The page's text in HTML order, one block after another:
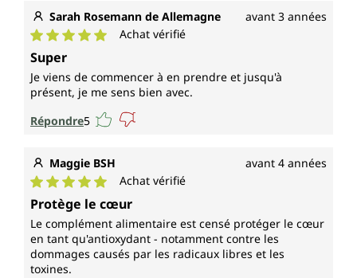
Sarah Rosemann de Allemagne avant 3 années
Note moyenne de 5 sur 5 étoiles
Achat vérifié
Super
Je viens de commencer à en prendre et jusqu'à
présent, je me sens bien avec.
Répondre5
Maggie BSH avant 4 années
Note moyenne de 5 sur 5 étoiles
Achat vérifié
Protège le cœur
Le complément alimentaire est censé protéger le cœur
en tant qu'antioxydant - notamment contre les
dommages causés par les radicaux libres et les
toxines.